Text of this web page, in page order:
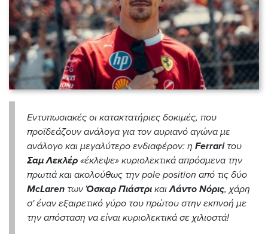
Εντυπωσιακές οι κατακτατήριες δοκιμές, που
προϊδεάζουν ανάλογα για τον αυριανό αγώνα με
ανάλογο και μεγαλύτερο ενδιαφέρον: η Ferrariτου
Σαμ Λεκλέρ «έκλεψε» κυριολεκτικά απρόσμενα την
πρωτιά και ακολούθως την pole position από τις δύο
McLaren τωνΌσκαρ Πιάστρι καιΛάντο Νόρις, χάρη
σ' έναν εξαιρετικό γύρο του πρώτου στην εκπνοή με
την απόσταση να είναι κυριολεκτικά σε χιλιοστά!